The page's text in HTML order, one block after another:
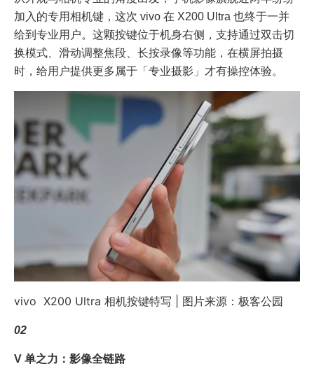
加入的专用相机键，这次 vivo 在 X200 Ultra 也终于一并
给到专业用户。这颗按键位于机身右侧，支持通过双击切
换模式、滑动调整焦段、长按录像等功能，在横屏拍摄
时，给用户提供更多属于「专业摄影」才有操控体验。
vivo X200 Ultra 相机按键特写 | 图片来源：极客公园
02
V 单之力：影像全链路